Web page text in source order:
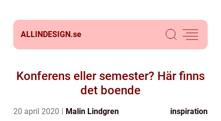
ALLINDESIGN.se
Konferens eller semester? Här finns
det boende
20 april 2020 Malin Lindgren inspiration